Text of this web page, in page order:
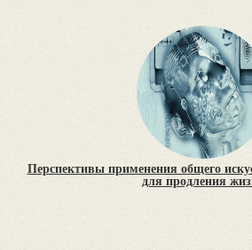
Перспективы применения общего
для продления